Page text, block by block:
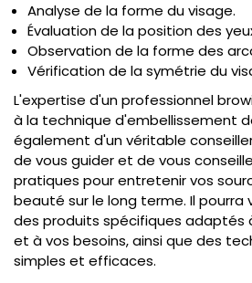
Analyse de la forme du visage.
Évaluation de la position des
Observation de la forme des
Vérification de la symétrie du
L'expertise d'un professionnel
à la technique d'embellissement
également d'un véritable
de vous guider et de vous
pratiques pour entretenir vos
beauté sur le long terme. Il pourra
des produits spécifiques adaptés
et à vos besoins, ainsi que des
simples et efficaces.